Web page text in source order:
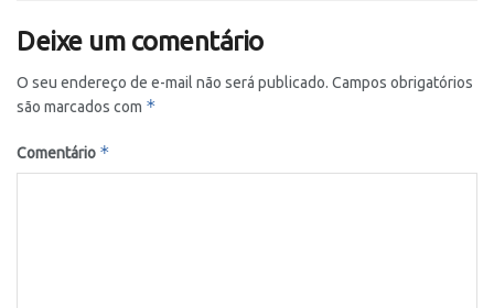
Deixe um comentário
O seu endereço de e-mail não será publicado. Campos obrigatórios
são marcados com *
Comentário *